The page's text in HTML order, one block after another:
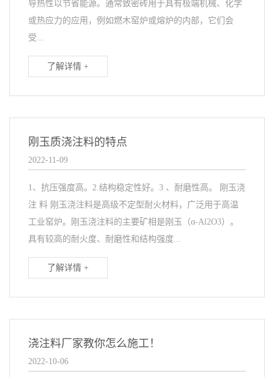
导热性以节省能源。通常致密砖用于具有极端机械、化学
或热应力的应用，例如燃木窑炉或熔炉的内部，它们会
受...
了解详情 +
刚玉质浇注料的特点
2022-11-09
1、抗压强度高。2.结构稳定性好。3 、耐磨性高。 刚玉浇
注 料 刚玉浇注料是高级不定型耐火材料，广泛用于高温
工业窑炉。刚玉浇注料的主要矿相是刚玉（α-Al2O3）。
具有较高的耐火度、耐磨性和结构强度...
了解详情 +
浇注料厂家教你怎么施工！
2022-10-06